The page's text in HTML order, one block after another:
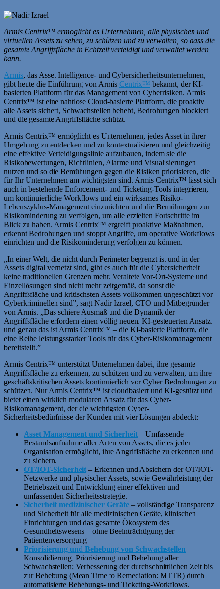
Armis Centrix™ ermöglicht es Unternehmen, alle physischen und
virtuellen Assets zu sehen, zu schützen und zu verwalten, so dass die
gesamte Angriffsfläche in Echtzeit verteidigt und verwaltet werden
kann.
Armis, das Asset Intelligence- und Cybersicherheitsunternehmen,
gibt heute die Einführung von Armis Centrix™ bekannt, der KI-
basierten Plattform für das Management von Cyberrisiken. Armis
Centrix™ ist eine nahtlose Cloud-basierte Plattform, die proaktiv
alle Assets sichert, Schwachstellen behebt, Bedrohungen blockiert
und die gesamte Angriffsfläche schützt.
Armis Centrix™ ermöglicht es Unternehmen, jedes Asset in ihrer
Umgebung zu entdecken und zu kontextualisieren und gleichzeitig
eine effektive Verteidigungslinie aufzubauen, indem sie die
Risikobewertungen, Richtlinien, Alarme und Visualisierungen
nutzen und so die Bemühungen gegen die Risiken priorisieren, die
für Ihr Unternehmen am wichtigsten sind. Armis Centrix™ lässt sich
auch in bestehende Enforcement- und Ticketing-Tools integrieren,
um kontinuierliche Workflows und ein wirksames Risiko-
Lebenszyklus-Management einzurichten und die Bemühungen zur
Risikominderung zu verfolgen, um alle erzielten Fortschritte im
Blick zu haben. Armis Centrix™ ergreift proaktive Maßnahmen,
erkennt Bedrohungen und stoppt Angriffe, um operative Workflows
einrichten und die Risikominderung verfolgen zu können.
„In einer Welt, die nicht durch Perimeter begrenzt ist und in der
Assets digital vernetzt sind, gibt es auch für die Cybersicherheit
keine traditionellen Grenzen mehr. Veraltete Vor-Ort-Systeme und
Einzellösungen sind nicht mehr zeitgemäß, da sonst die
Angriffsfläche und kritischsten Assets vollkommen ungeschützt vor
Cyberkriminellen sind”, sagt Nadir Izrael, CTO und Mitbegründer
von Armis. „Das schiere Ausmaß und die Dynamik der
Angriffsfläche erfordern einen völlig neuen, KI-gesteuerten Ansatz,
und genau das ist Armis Centrix™ – die KI-basierte Plattform, die
eine Reihe leistungsstarker Tools für das Cyber-Risikomanagement
bereitstellt.”
Armis Centrix™ unterstützt Unternehmen dabei, ihre gesamte
Angriffsfläche zu erkennen, zu schützen und zu verwalten, um ihre
geschäftskritischen Assets kontinuierlich vor Cyber-Bedrohungen zu
schützen. Nur Armis Centrix™ ist cloudbasiert und KI-gestützt und
bietet einen wirklich modularen Ansatz für das Cyber-
Risikomanagement, der die wichtigsten Cyber-
Sicherheitsbedürfnisse der Kunden mit vier Lösungen abdeckt:
Asset Management und Sicherheit – Umfassende
Bestandsaufnahme aller Arten von Assets, die es jeder
Organisation ermöglicht, ihre Angriffsfläche zu erkennen und
zu sichern.
OT/IOT-Sicherheit – Erkennen und Absichern der OT/IOT-
Netzwerke und physischer Assets, sowie Gewährleistung der
Betriebszeit und Entwicklung einer effektiven und
umfassenden Sicherheitsstrategie.
Sicherheit medizinischer Geräte – vollständige Transparenz
und Sicherheit für alle medizinischen Geräte, klinischen
Einrichtungen und das gesamte Ökosystem des
Gesundheitswesens – ohne Beeinträchtigung der
Patientenversorgung
Priorisierung und Behebung von Schwachstellen –
Konsolidierung, Priorisierung und Behebung aller
Schwachstellen; Verbesserung der durchschnittlichen Zeit bis
zur Behebung (Mean Time to Remediation: MTTR) durch
automatisierte Behebungs- und Ticketing-Workflows.